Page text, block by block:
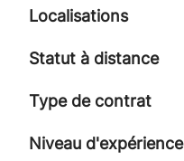
Localisations
Statut à distance
Type de contrat
Niveau d'expérience